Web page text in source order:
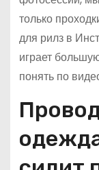
только
для рилз в
играет
понять по